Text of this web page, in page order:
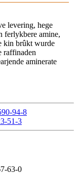
levering, hege
ferlykbere amine,
kin brûkt wurde
raffinaden
aminerate
94-8
51-3